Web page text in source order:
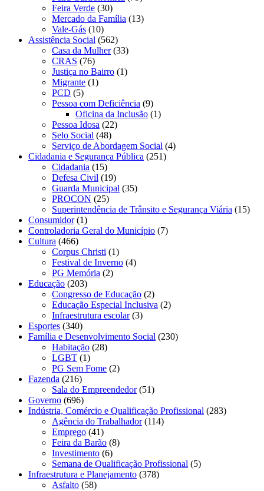
Feira Verde (30)
Mercado da Família (13)
Vale-Gás (10)
Assistência Social (562)
Casa da Mulher(33)
CRAS (76)
Justiça no Bairro (1)
Migrante (1)
PCD (5)
Pessoa com Deficiência (9)
Oficina da Inclusão (1)
Pessoa Idosa (22)
Selo Social (48)
Serviço de Abordagem Social (4)
Cidadania e Segurança Pública (251)
Cidadania (15)
Defesa Civil (19)
Guarda Municipal (35)
PROCON (25)
Superintendência de Trânsito e Segurança Viária (15)
Consumidor(1)
Controladoria Geral do Município (7)
Cultura (466)
Corpus Christi (1)
Festival de Inverno (4)
PG Memória (2)
Educação (203)
Congresso de Educação (2)
Educação Especial Inclusiva (2)
Infraestrutura escolar(3)
Esportes (340)
Família e Desenvolvimento Social (230)
Habitação (28)
LGBT (1)
PG Sem Fome (2)
Fazenda (216)
Sala do Empreendedor(51)
Governo (696)
Indústria, Comércio e Qualificação Profissional (283)
Agência do Trabalhador(114)
Emprego (41)
Feira da Barão (8)
Investimento (6)
Semana de Qualificação Profissional (5)
Infraestrutura e Planejamento (378)
Asfalto (58)